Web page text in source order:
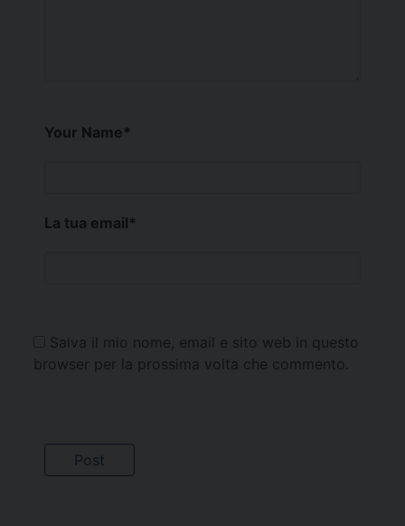
Your Name*
La tua email*
Salva il mio nome, email e sito web in questo
browser per la prossima volta che commento.